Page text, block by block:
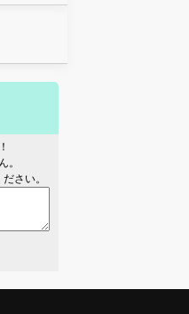
。
さい。